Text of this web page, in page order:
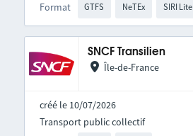
Format GTFS NeTEx SIRI Lite
SNCF Transilien
Île-de-France
créé le 10/07/2026
Transport public collectif